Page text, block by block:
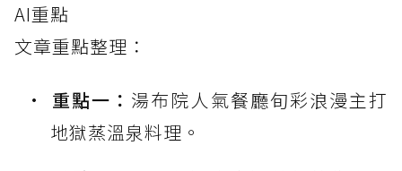
AI重點
文章重點整理：
重點一： 湯布院人氣餐廳旬彩浪漫主打
地獄蒸溫泉料理。